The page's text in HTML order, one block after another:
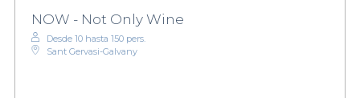
NOW - Not Only Wine
Desde 10 hasta 150 pers.
Sant Gervasi-Galvany